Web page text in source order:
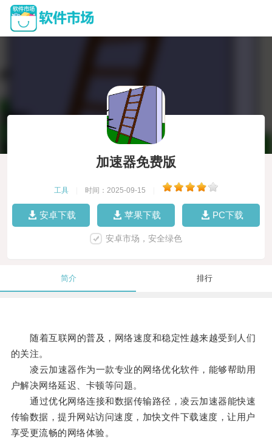
加速器免费版
工具 时间：2025-09-15
安卓下载 苹果下载 PC下载
安卓市场，安全绿色
简介 排行
随着互联网的普及，网络速度和稳定性越来越受到人们
的关注。
凌云加速器作为一款专业的网络优化软件，能够帮助用
户解决网络延迟、卡顿等问题。
通过优化网络连接和数据传输路径，凌云加速器能快速
传输数据，提升网站访问速度，加快文件下载速度，让用户
享受更流畅的网络体验。